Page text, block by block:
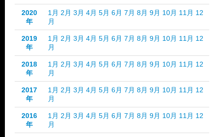
2020
年
1月 2月 3月 4月 5月 6月 7月 8月 9月 10月 11月 12
月
2019
年
1月 2月 3月 4月 5月 6月 7月 8月 9月 10月 11月 12
月
2018
年
1月 2月 3月 4月 5月 6月 7月 8月 9月 10月 11月 12
月
2017
年
1月 2月 3月 4月 5月 6月 7月 8月 9月 10月 11月 12
月
2016
年
1月 2月 3月 4月 5月 6月 7月 8月 9月 10月 11月 12
月